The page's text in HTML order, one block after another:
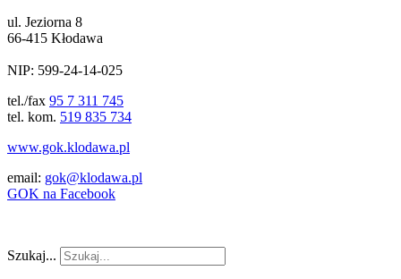
ul. Jeziorna 8
66-415 Kłodawa
NIP: 599-24-14-025
tel./fax 95 7 311 745
tel. kom. 519 835 734
www.gok.klodawa.pl
email: gok@klodawa.pl
GOK na Facebook
Szukaj...